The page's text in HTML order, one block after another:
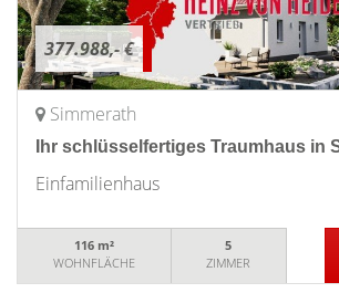
377.988,- €
Simmerath
Ihr schlüsselfertiges Traumhaus in
Einfamilienhaus
116 m²
WOHNFLÄCHE
5
ZIMMER